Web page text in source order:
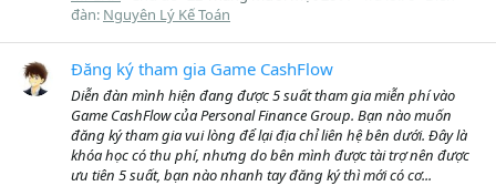
đàn: Nguyên Lý Kế Toán
Đăng ký tham gia Game CashFlow
Diễn đàn mình hiện đang được 5 suất tham gia miễn phí vào
Game CashFlow của Personal Finance Group. Bạn nào muốn
đăng ký tham gia vui lòng để lại địa chỉ liên hệ bên dưới. Đây là
khóa học có thu phí, nhưng do bên mình được tài trợ nên được
ưu tiên 5 suất, bạn nào nhanh tay đăng ký thì mới có cơ...